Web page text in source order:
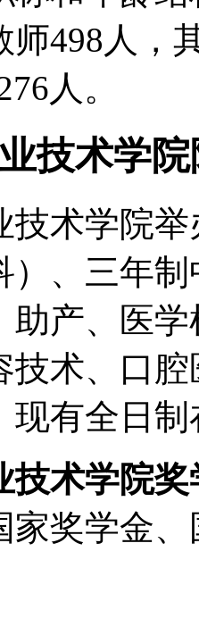
师498人，
人。
技术学
技术学院
）、三年
助产、医
技术、口
现有全日
技术学院
家奖学金